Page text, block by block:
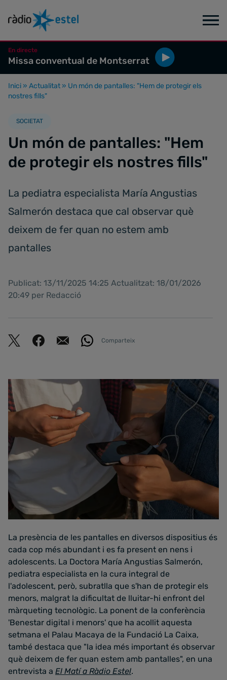
En directe
Missa conventual de Montserrat
Inici » Actualitat » Un món de pantalles: "Hem de protegir els
nostres fills"
SOCIETAT
Un món de pantalles: "Hem
de protegir els nostres fills"
La pediatra especialista María Angustias
Salmerón destaca que cal observar què
deixem de fer quan no estem amb
pantalles
Publicat: 13/11/2025 14:25 Actualitzat: 18/01/2026
20:49 per Redacció
Comparteix
La presència de les pantalles en diversos dispositius és
cada cop més abundant i es fa present en nens i
adolescents. La Doctora María Angustias Salmerón,
pediatra especialista en la cura integral de
l'adolescent, però, subratlla que s'han de protegir els
menors, malgrat la dificultat de lluitar-hi enfront del
màrqueting tecnològic. La ponent de la conferència
'Benestar digital i menors' que ha acollit aquesta
setmana el Palau Macaya de la Fundació La Caixa,
també destaca que "la idea més important és observar
què deixem de fer quan estem amb pantalles", en una
entrevista a El Matí a Ràdio Estel.